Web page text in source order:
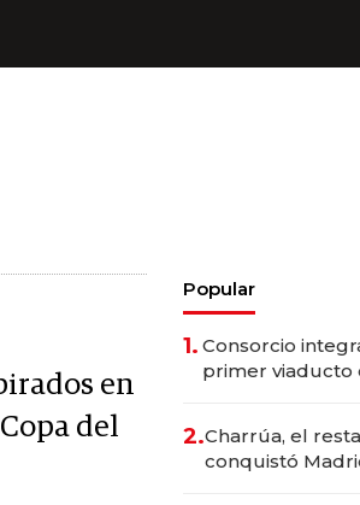
en
del
Popular
1. Consorcio
primer viaducto
2.Charrúa, el
conquistó